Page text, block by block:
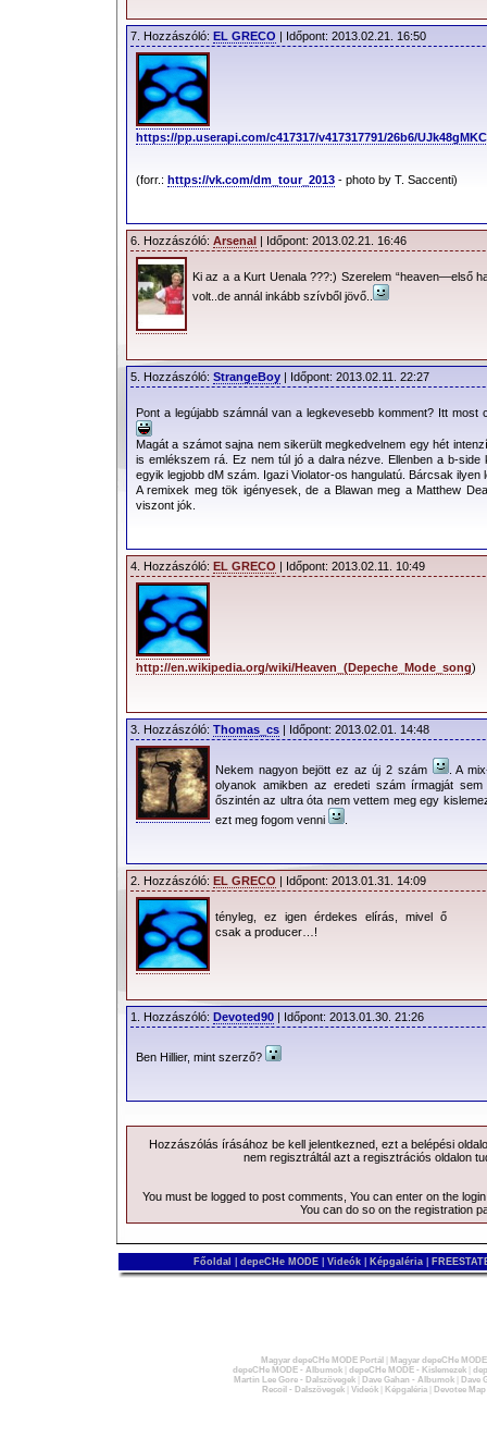
7. Hozzászóló: EL GRECO | Időpont: 2013.02.21. 16:50
https://pp.userapi.com/c417317/v417317791/26b6/
(forr.: https://vk.com/dm_tour_2013 - photo by T. Saccenti)
6. Hozzászóló: Arsenal | Időpont: 2013.02.21. 16:46
Ki az a a Kurt Uenala ???:) Szerelem “heaven—első
volt..de annál inkább szívből jövő..
5. Hozzászóló: StrangeBoy | Időpont: 2013.02.11. 22:27
Pont a legújabb számnál van a legkevesebb komment? Itt most
Magát a számot sajna nem sikerült megkedvelnem egy hét
is emlékszem rá. Ez nem túl jó a dalra nézve. Ellenben a b-
egyik legjobb dM szám. Igazi Violator-os hangulatú. Bárcsak ilyen
A remixek meg tök igényesek, de a Blawan meg a Matthew
viszont jók.
4. Hozzászóló: EL GRECO | Időpont: 2013.02.11. 10:49
http://en.wikipedia.org/wiki/Heaven_(Depeche_Mode_song)
3. Hozzászóló: Thomas_cs | Időpont: 2013.02.01. 14:48
Nekem nagyon bejött ez az új 2 szám
. A
olyanok amikben az eredeti szám írmagját sem
őszintén az ultra óta nem vettem meg egy
ezt meg fogom venni
2. Hozzászóló: EL GRECO | Időpont: 2013.01.31. 14:09
tényleg, ez igen érdekes elírás, mivel ő
csak a producer…!
1. Hozzászóló: Devoted90 | Időpont: 2013.01.30. 21:26
Ben Hillier, mint szerző?
Hozzászólás írásához be kell jelentkezned, ezt a belépési
nem regisztráltál azt a regisztrációs oldalon
You must be logged to post comments, You can enter on the
You can do so on the registration
Főoldal depeCHe MODE Videók Képgaléria
Magyar depeCHe MODE Portál
Magyar depeCHe
depeCHe MODE - Albumok| depeCHe MODE - Kislemezek|
Martin Lee Gore - Dalszövegek| Dave Gahan - Albumok|
Dave
Recoil - Dalszövegek| Videók| Képgaléria| Devotee Map